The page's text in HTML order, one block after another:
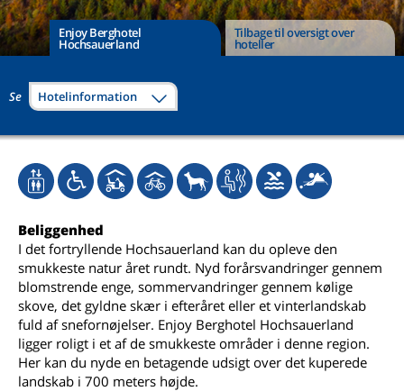
Enjoy Berghotel
Hochsauerland
Tilbage til oversigt over
hoteller
Se Hotelinformation
Beliggenhed
I det fortryllende Hochsauerland kan du opleve den
smukkeste natur året rundt. Nyd forårsvandringer gennem
blomstrende enge, sommervandringer gennem kølige
skove, det gyldne skær i efteråret eller et vinterlandskab
fuld af snefornøjelser. Enjoy Berghotel Hochsauerland
ligger roligt i et af de smukkeste områder i denne region.
Her kan du nyde en betagende udsigt over det kuperede
landskab i 700 meters højde.